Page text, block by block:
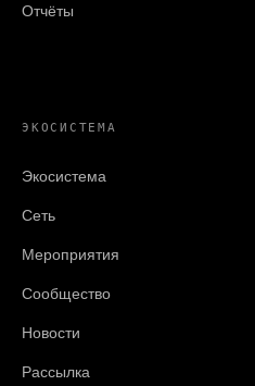
Отчёты
ЭКОСИСТЕМА
Экосистема
Сеть
Мероприятия
Сообщество
Новости
Рассылка